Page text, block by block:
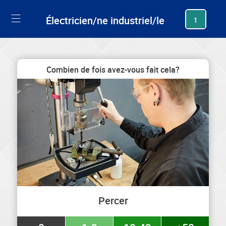
Électricien/ne industriel/le 1
Combien de fois avez-vous fait cela?
Percer